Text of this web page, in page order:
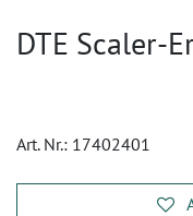
DTE Scaler-
Art. Nr.: 17402401